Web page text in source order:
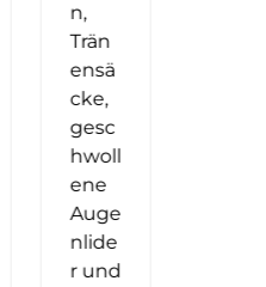
n,
Trän
ensä
cke,
gesc
hwoll
ene
Auge
nlide
r und